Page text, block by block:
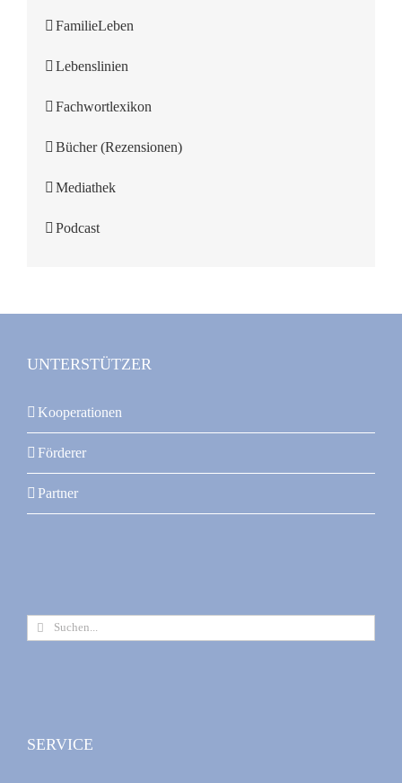
FamilieLeben
Lebenslinien
Fachwortlexikon
Bücher (Rezensionen)
Mediathek
Podcast
UNTERSTÜTZER
Kooperationen
Förderer
Partner
Suche
nach:
SERVICE